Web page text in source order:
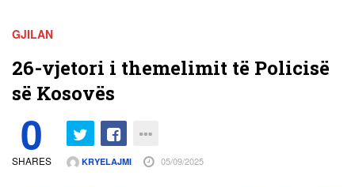
GJILAN
26-vjetori i themelimit të Policisë
së Kosovës
0
SHARES KRYELAJMI 05/09/2025